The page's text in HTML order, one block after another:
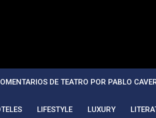
DE TEATRO POR PABLO
LIFESTYLE LUXURY